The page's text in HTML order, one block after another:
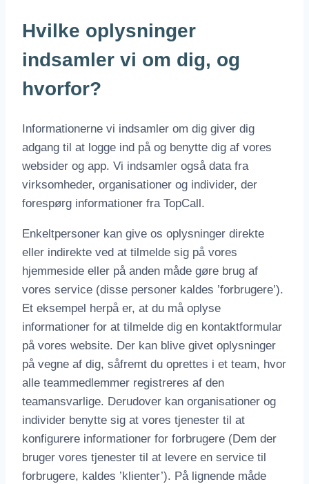
Hvilke oplysninger
indsamler vi om dig, og
hvorfor?
Informationerne vi indsamler om dig giver dig
adgang til at logge ind på og benytte dig af vores
websider og app. Vi indsamler også data fra
virksomheder, organisationer og individer, der
forespørg informationer fra TopCall.
Enkeltpersoner kan give os oplysninger direkte
eller indirekte ved at tilmelde sig på vores
hjemmeside eller på anden måde gøre brug af
vores service (disse personer kaldes ’forbrugere’).
Et eksempel herpå er, at du må oplyse
informationer for at tilmelde dig en kontaktformular
på vores website. Der kan blive givet oplysninger
på vegne af dig, såfremt du oprettes i et team, hvor
alle teammedlemmer registreres af den
teamansvarlige. Derudover kan organisationer og
individer benytte sig at vores tjenester til at
konfigurere informationer for forbrugere (Dem der
bruger vores tjenester til at levere en service til
forbrugere, kaldes ’klienter’). På lignende måde